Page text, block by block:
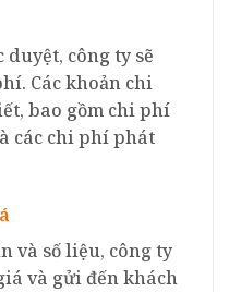
công ty sẽ
Các khoản chi
bao gồm chi phí
các chi phí phát
và số liệu, công ty
và gửi đến khách